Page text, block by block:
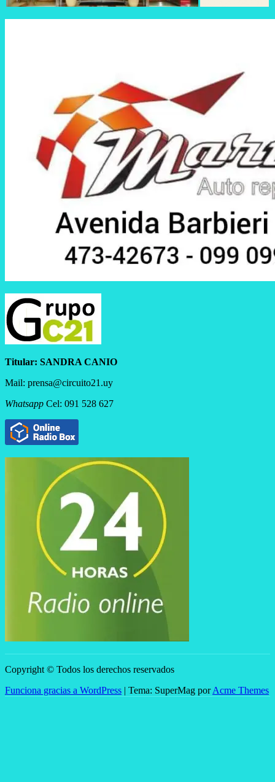
Titular: SANDRA CANIO
Mail: prensa@circuito21.uy
Whatsapp Cel: 091 528 627
Copyright © Todos los derechos reservados
Funciona gracias a WordPress | Tema: SuperMag porAcme Themes